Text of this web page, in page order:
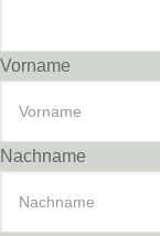
Vorname
Nachname